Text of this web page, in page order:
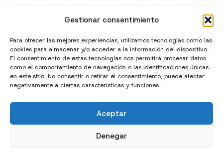
Gestionar consentimiento
Para ofrecer las mejores experiencias, utilizamos tecnologías como las
cookies para almacenar y/o acceder a la información del dispositivo.
El consentimiento de estas tecnologías nos permitirá procesar datos
como el comportamiento de navegación o las identificaciones únicas
en este sitio. No consentir o retirar el consentimiento, puede afectar
negativamente a ciertas características y funciones.
Aceptar
Denegar
Yoga Contacto